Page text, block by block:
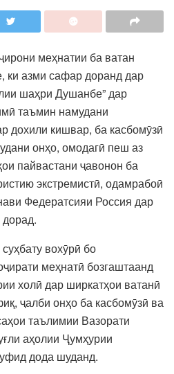
меҳнатии ба ватан
ки азми сафар доранд дар
шаҳри Душанбе” дар
таъмин намудани
дохили кишвар, ба касбомӯзӣ
онҳо, омодагӣ пеш аз
пайвастани ҷавонон ба
экстремистӣ, одамрабоӣ
Федератсияи Россия дар
вохӯрӣ бо
меҳнатӣ бозгаштаанд
холӣ дар ширкатҳои ватанӣ
ҷалби онҳо ба касбомӯзӣ ва
таълимии Вазорати
аҳолии Ҷумҳурии
дода шуданд.